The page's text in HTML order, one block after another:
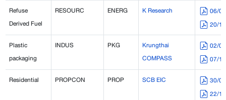
Refuse
Derived Fuel
RESOURC ENERG K Research
06/
20/
Plastic
packaging
INDUS PKG
Krungthai
COMPASS
02/
07/
Residential
PROPCON PROP SCB EIC
30/
22/